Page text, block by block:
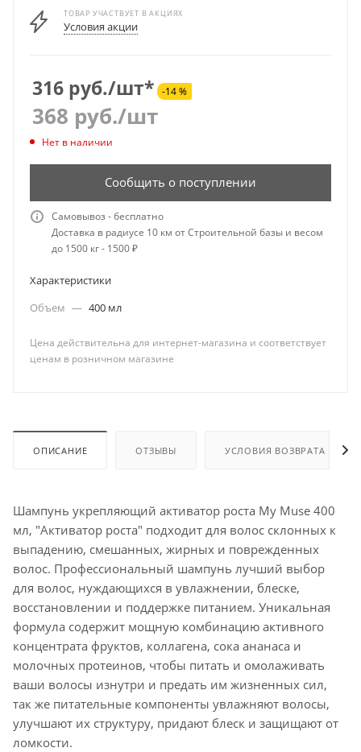
ТОВАР УЧАСТВУЕТ В АКЦИЯХ
Условия акции
316 руб./шт* -14 %
368 руб./шт
Нет в наличии
Сообщить о поступлении
Самовывоз - бесплатно
Доставка в радиусе 10 км от Строительной базы и весом
до 1500 кг - 1500 ₽
Характеристики
Объем — 400 мл
Цена действительна для интернет-магазина и соответствует
ценам в розничном магазине
ОПИСАНИЕ ОТЗЫВЫ УСЛОВИЯ ВОЗВРАТА
Шампунь укрепляющий активатор роста My Muse 400
мл, "Активатор роста" подходит для волос склонных к
выпадению, смешанных, жирных и поврежденных
волос. Профессиональный шампунь лучший выбор
для волос, нуждающихся в увлажнении, блеске,
восстановлении и поддержке питанием. Уникальная
формула содержит мощную комбинацию активного
концентрата фруктов, коллагена, сока ананаса и
молочных протеинов, чтобы питать и омолаживать
ваши волосы изнутри и предать им жизненных сил,
так же питательные компоненты увлажняют волосы,
улучшают их структуру, придают блеск и защищают от
ломкости.